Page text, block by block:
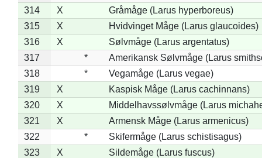
314
X
Gråmåge (Larus hyperboreus)
315
X
Hvidvinget Måge (Larus glaucoides)
316
X
Sølvmåge (Larus argentatus)
317
*
Amerikansk Sølvmåge (Larus
318
*
Vegamåge (Larus vegae)
319
X
Kaspisk Måge (Larus cachinnans)
320
X
Middelhavssølvmåge (Larus
321
X
Armensk Måge (Larus armenicus)
322
*
Skifermåge (Larus schistisagus)
323
X
Sildemåge (Larus fuscus)